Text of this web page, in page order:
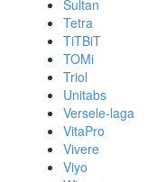
Sultan
Tetra
TiTBiT
TOMi
Triol
Unitabs
Versele-laga
VitaPro
Vivere
Viyo